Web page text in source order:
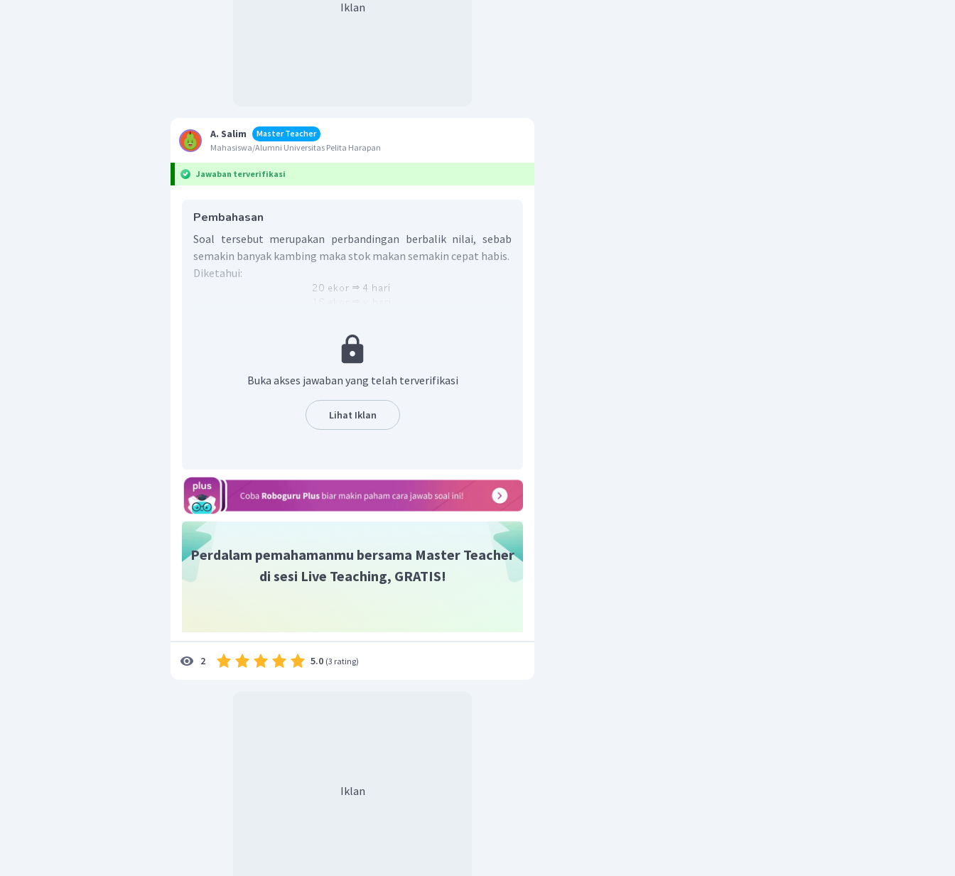
Iklan
A. Salim
Master Teacher
Mahasiswa/Alumni Universitas Pelita Harapan
Jawaban terverifikasi
Pembahasan
Soal tersebut merupakan perbandingan berbalik nilai, sebab
semakin banyak kambing maka stok makan semakin cepat habis.
Diketahui:
Dengan demikian, 16 ekor kambing dapat menghabiskan pakan
Buka akses jawaban yang telah terverifikasi
Lihat Iklan
Perdalam pemahamanmu bersama Master Teacher
di sesi Live Teaching, GRATIS!
2 5.0 (3 rating)
Iklan